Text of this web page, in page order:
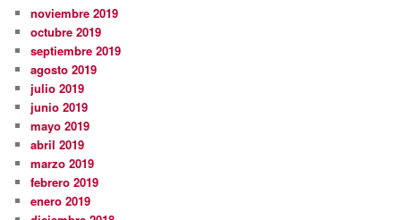
noviembre 2019
octubre 2019
septiembre 2019
agosto 2019
julio 2019
junio 2019
mayo 2019
abril 2019
marzo 2019
febrero 2019
enero 2019